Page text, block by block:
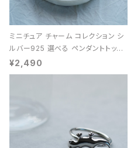
ミニチュア チャーム コレクション シ
ルバー925 選べる ペンダントトップ
レディース ユニセックス
¥2,490